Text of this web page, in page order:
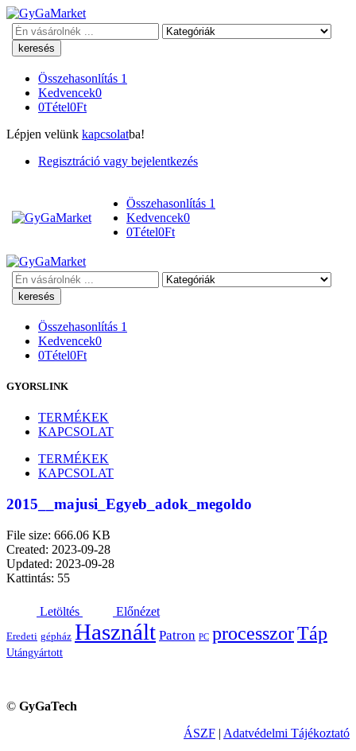
Keresés
Összehasonlítás 1
Kedvencek0
0Tétel0Ft
Lépjen velünk kapcsolatba!
Regisztráció vagy bejelentkezés
Összehasonlítás 1
Kedvencek0
0Tétel0Ft
Keresés
Összehasonlítás 1
Kedvencek0
0Tétel0Ft
GYORSLINK
TERMÉKEK
KAPCSOLAT
TERMÉKEK
KAPCSOLAT
2015__majusi_Egyeb_adok_megoldo
File size: 666.06 KB
Created: 2023-09-28
Updated: 2023-09-28
Kattintás: 55
Letöltés Előnézet
Eredeti gépház Használt Patron PC processzorTáp
Utángyártott
© GyGaTech
ÁSZF | Adatvédelmi Tájékoztató